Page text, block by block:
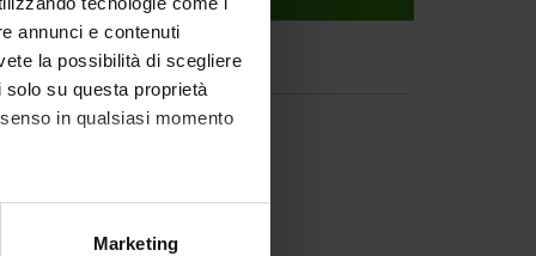
annunci e contenuti
la possibilità di scegliere
su questa proprietà
in qualsiasi momento
metro,Marketing